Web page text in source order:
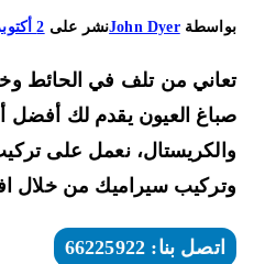
John Dyerنشر على2 أكتوبر، 2023
من تلف في الحائط
العيون يقدم لك أفضل
نعمل على تركيب
سيراميك من خلال
اتصل بنا: 66225922